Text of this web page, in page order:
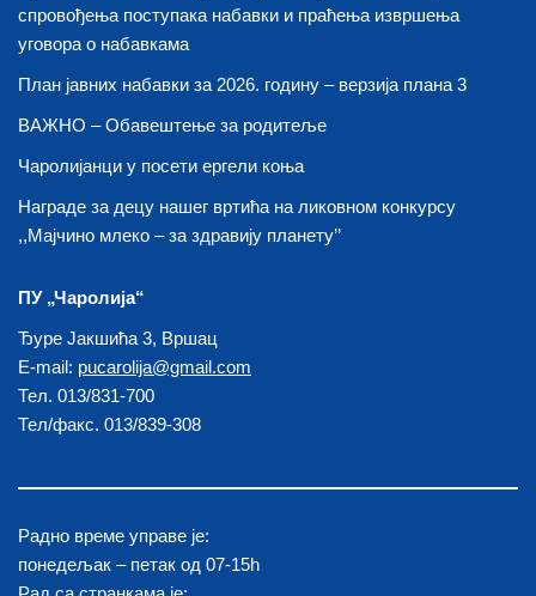
спровођења поступака набавки и праћења извршења
уговора о набавкама
План јавних набавки за 2026. годину – верзија плана 3
ВАЖНО – Обавештење за родитеље
Чаролијанци у посети ергели коња
Награде за децу нашег вртића на ликовном конкурсу
,,Мајчино млеко – за здравију планету’’
ПУ „Чаролија“
Ђуре Јакшића 3, Вршац
E-mail: pucarolija@gmail.com
Тел. 013/831-700
Тел/факс. 013/839-308
Радно време управе је:
понедељак – петак од 07-15h